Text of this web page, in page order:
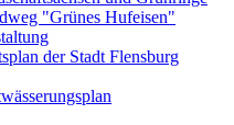
"Grünes Hufeisen"
der Stadt Flensburg